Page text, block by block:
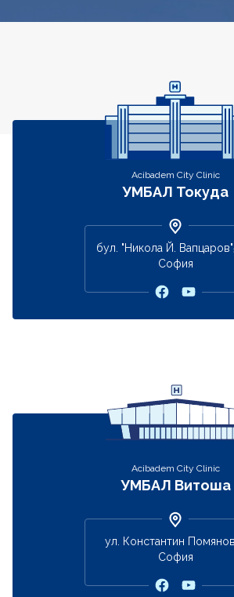
Acibadem City Clinic
УМБАЛ Токуда
бул. "Никола Й.
София
Acibadem City Clinic
УМБАЛ Витоша
ул. Константин Помянов
София